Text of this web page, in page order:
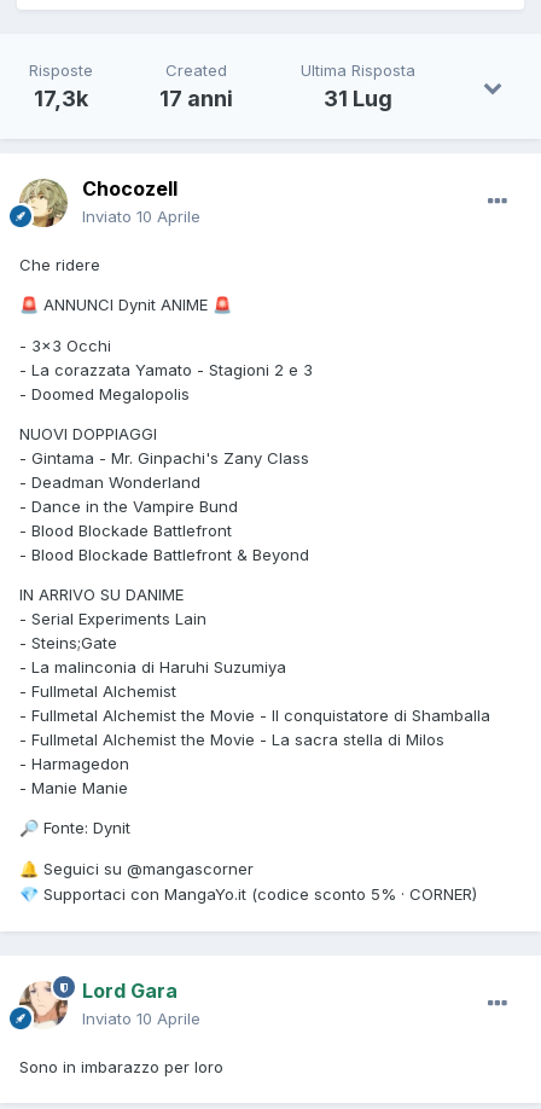
Risposte
17,3k
Created
17 anni
Ultima Risposta
31 Lug
Chocozell
Inviato 10 Aprile
Che ridere
🚨 ANNUNCI Dynit ANIME 🚨
- 3x3 Occhi
- La corazzata Yamato - Stagioni 2 e 3
- Doomed Megalopolis
NUOVI DOPPIAGGI
- Gintama - Mr. Ginpachi's Zany Class
- Deadman Wonderland
- Dance in the Vampire Bund
- Blood Blockade Battlefront
- Blood Blockade Battlefront & Beyond
IN ARRIVO SU DANIME
- Serial Experiments Lain
- Steins;Gate
- La malinconia di Haruhi Suzumiya
- Fullmetal Alchemist
- Fullmetal Alchemist the Movie - Il conquistatore di Shamballa
- Fullmetal Alchemist the Movie - La sacra stella di Milos
- Harmagedon
- Manie Manie
🔎 Fonte: Dynit
🔔 Seguici su @mangascorner
💎 Supportaci con MangaYo.it (codice sconto 5% · CORNER)
Lord Gara
Inviato 10 Aprile
Sono in imbarazzo per loro